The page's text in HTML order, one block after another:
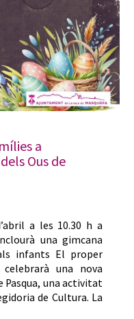
a
Ous de
a les 10.30 h a
una gimcana
infants El proper
una nova
Pasqua, una activitat
de Cultura. La